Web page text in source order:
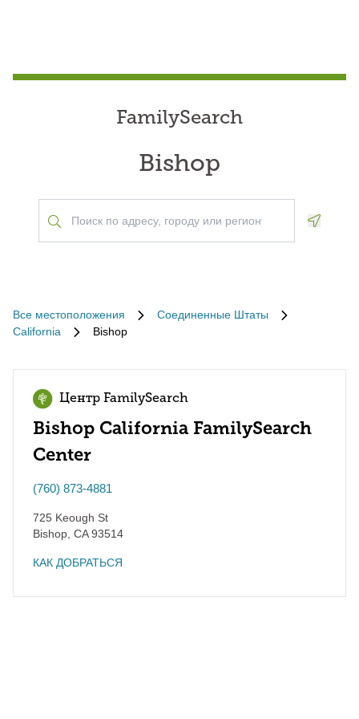
FamilySearch
Bishop
Все местоположения
Соединенные Штаты
California
Bishop
Центр FamilySearch
Bishop California FamilySearch
Center
(760) 873-4881
725 Keough St
Bishop CA93514
КАК ДОБРАТЬСЯ